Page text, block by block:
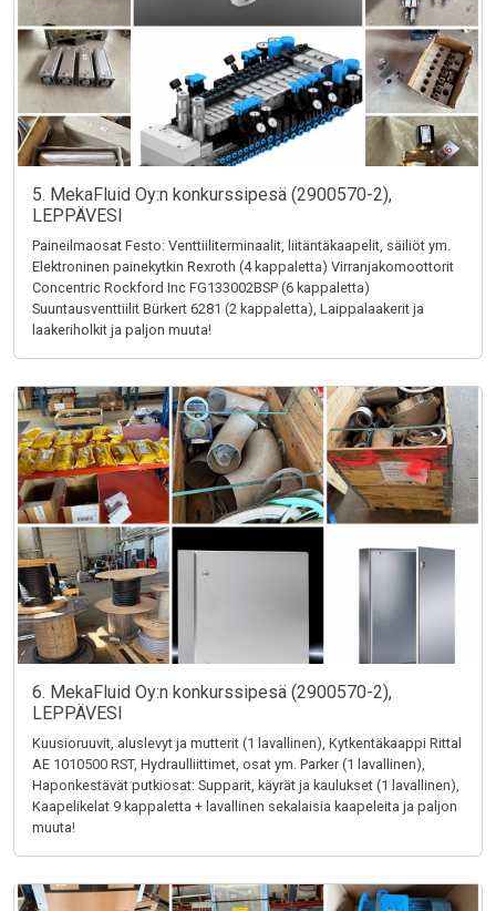
5. MekaFluid Oy:n konkurssipesä (2900570-2),
LEPPÄVESI
Paineilmaosat Festo: Venttiiliterminaalit, liitäntäkaapelit, säiliöt ym.
Elektroninen painekytkin Rexroth (4 kappaletta) Virranjakomoottorit
Concentric Rockford Inc FG133002BSP (6 kappaletta)
Suuntausventtiilit Bürkert 6281 (2 kappaletta), Laippalaakerit ja
laakeriholkit ja paljon muuta!
6. MekaFluid Oy:n konkurssipesä (2900570-2),
LEPPÄVESI
Kuusioruuvit, aluslevyt ja mutterit (1 lavallinen), Kytkentäkaappi Rittal
AE 1010500 RST, Hydraulliittimet, osat ym. Parker (1 lavallinen),
Haponkestävät putkiosat: Supparit, käyrät ja kaulukset (1 lavallinen),
Kaapelikelat 9 kappaletta + lavallinen sekalaisia kaapeleita ja paljon
muuta!